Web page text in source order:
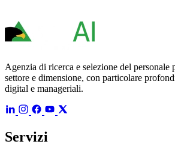
Agenzia di ricerca e selezione del personale
settore e dimensione, con particolare
digital e manageriali.
Servizi